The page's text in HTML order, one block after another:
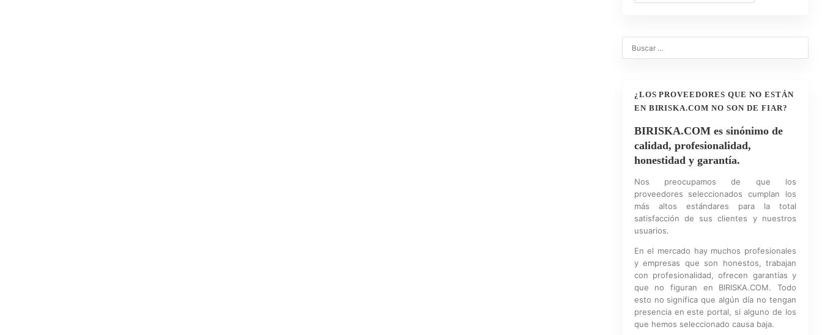
¿LOS PROVEEDORES QUE NO ESTÁN
EN BIRISKA.COM NO SON DE FIAR?
BIRISKA.COM es sinónimo de
calidad, profesionalidad,
honestidad y garantía.
Nos preocupamos de que los
proveedores seleccionados cumplan los
más altos estándares para la total
satisfacción de sus clientes y nuestros
usuarios.
En el mercado hay muchos profesionales
y empresas que son honestos, trabajan
con profesionalidad, ofrecen garantías y
que no figuran en BIRISKA.COM. Todo
esto no significa que algún día no tengan
presencia en este portal, si alguno de los
que hemos seleccionado causa baja.